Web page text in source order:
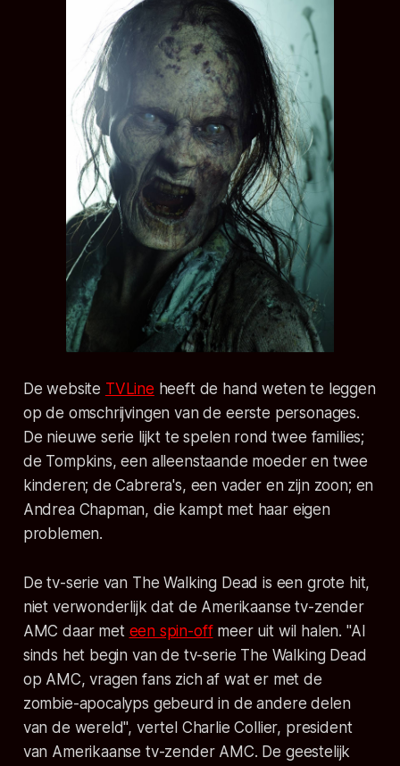
De website TVLine heeft de hand weten te leggen
op de omschrijvingen van de eerste personages.
De nieuwe serie lijkt te spelen rond twee families;
de Tompkins, een alleenstaande moeder en twee
kinderen; de Cabrera's, een vader en zijn zoon; en
Andrea Chapman, die kampt met haar eigen
problemen.
De tv-serie van The Walking Dead is een grote hit,
niet verwonderlijk dat de Amerikaanse tv-zender
AMC daar met een spin-offmeer uit wil halen. "Al
sinds het begin van de tv-serie The Walking Dead
op AMC, vragen fans zich af wat er met de
zombie-apocalyps gebeurd in de andere delen
van de wereld", vertel Charlie Collier, president
van Amerikaanse tv-zender AMC. De geestelijk